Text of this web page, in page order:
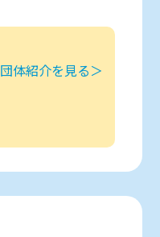
団体紹介を見る＞